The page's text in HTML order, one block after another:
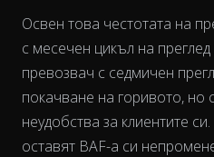
Освен това честотата на
с месечен цикъл на
превозвач с седмичен
покачване на горивото, но
неудобства за клиентите
оставят BAF-а си